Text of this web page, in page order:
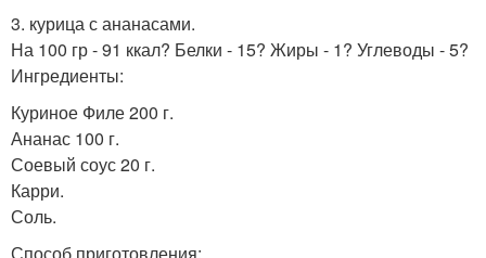
3. курица с ананасами.
На 100 гр - 91 ккал? Белки - 15? Жиры - 1? Углеводы - 5?
Ингредиенты:
Куриное Филе 200 г.
Ананас 100 г.
Соевый соус 20 г.
Карри.
Соль.